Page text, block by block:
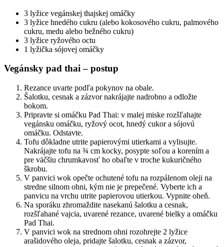
3 lyžice vegánskej thajskej omáčky
3 lyžice hnedého cukru (alebo kokosového cukru, palmového
cukru, medu alebo bežného cukru)
3 lyžice ryžového octu
1 lyžička sójovej omáčky
Vegánsky pad thai – postup
Rezance uvarte podľa pokynov na obale.
Šalotku, cesnak a zázvor nakrájajte nadrobno a odložte
bokom.
Pripravte si omáčku Pad Thai: v malej miske rozšľahajte
vegánsku omáčku, ryžový ocot, hnedý cukor a sójovú
omáčku. Odstavte.
Tofu dôkladne utrite papierovými utierkami a vylisujte.
Nakrájajte tofu na ¾ cm kocky, posypte soľou a korením a
pre väčšiu chrumkavosť ho obaľte v troche kukuričného
škrobu.
V panvici wok opečte ochutené tofu na rozpálenom oleji na
stredne silnom ohni, kým nie je prepečené. Vyberte ich a
panvicu na vrchu utrite papierovou utierkou. Vypnite oheň.
Na sporáku zhromaždite nasekanú šalotku a cesnak,
rozšľahané vajcia, uvarené rezance, uvarené bielky a omáčku
Pad Thai.
V panvici wok na strednom ohni rozohrejte 2 lyžice
arašidového oleja, pridajte šalotku, cesnak a zázvor,